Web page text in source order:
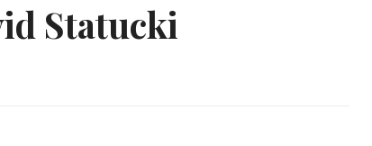
Statucki